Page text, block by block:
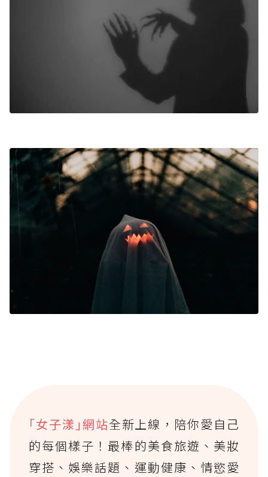
｢女子漾｣網站全新上線，陪你愛自己
的每個樣子！最棒的美食旅遊、美妝
穿搭、娛樂話題、運動健康、情慾愛